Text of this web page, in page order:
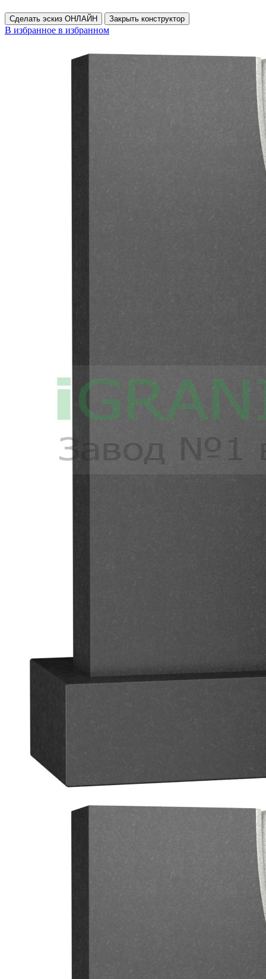
Сделать эскиз ОНЛАЙН Закрыть конструктор
В избранное в избранном